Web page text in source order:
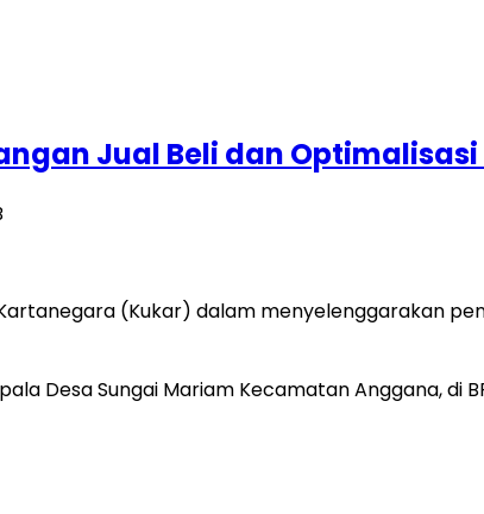
Jual Beli dan Optimalisasi
(Kukar) dalam menyelenggarakan